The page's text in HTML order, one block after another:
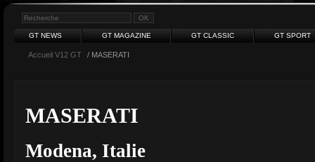
GT NEWS GT MAGAZINE GT CLASSIC GT SPORT
Accueil V12 GT / MASERATI
MASERATI
Modena, Italie